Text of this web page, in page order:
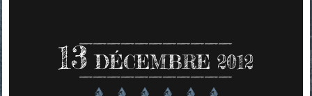
13 DÉCEMBRE 2012